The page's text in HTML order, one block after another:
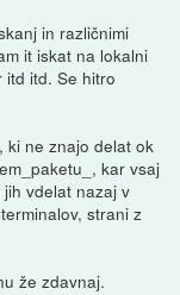
in različnimi
it iskat na lokalni
itd itd. Se hitro
ki ne znajo delat ok
kar vsaj
vdelat nazaj v
strani z
že zdavnaj.